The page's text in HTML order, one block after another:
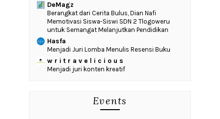
DeMagz
‎Berangkat dari Cerita Bulus, Dian Nafi
Memotivasi Siswa-Siswi SDN 2 Tlogoweru
untuk Semangat Melanjutkan Pendidikan
Hasfa
Menjadi Juri Lomba Menulis Resensi Buku
w r i t r a v e l i c i o u s
Menjadi juri konten kreatif
Events